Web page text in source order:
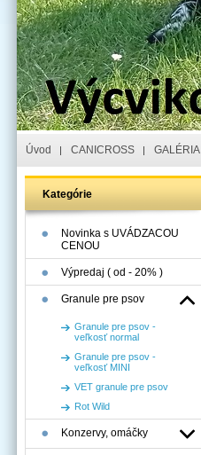
Úvod CANICROSS GALÉRIA
Kategórie
Novinka s UVÁDZACOU
CENOU
Výpredaj ( od - 20% )
Granule pre psov
Granule pre psov -
veľkosť normal
Granule pre psov -
veľkosť MINI
VET granule pre psov
Rot Wild
Konzervy, omáčky